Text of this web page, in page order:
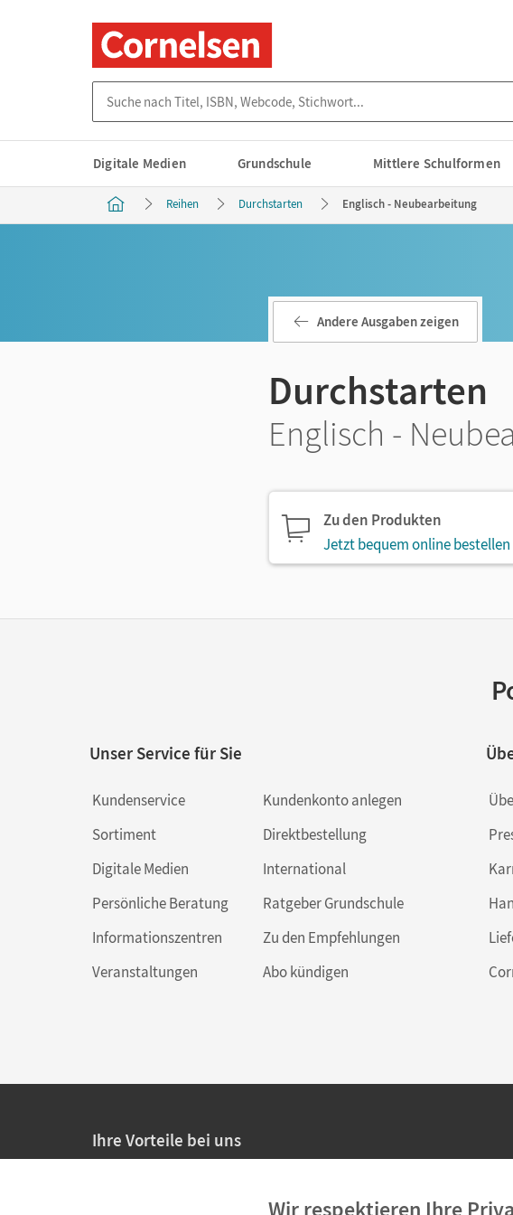
Digitale Medien Grundschule Mittlere Schulformen
Reihen Durchstarten Englisch - Neubearbeitung
Andere Ausgaben zeigen
Durchstarten
Englisch -
Zu den Produkten
Jetzt bequem online bestellen
Unser Service für Sie
Kundenservice
Sortiment
Digitale Medien
Persönliche Beratung
Informationszentren
Veranstaltungen
Kundenkonto anlegen
Direktbestellung
International
Ratgeber Grundschule
Zu den Empfehlungen
Abo kündigen
Ihre Vorteile bei uns
Wir respektieren Ihre